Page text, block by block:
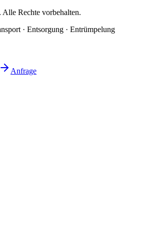
. Alle Rechte vorbehalten.
· Entsorgung · Entrümpelung
Anfrage